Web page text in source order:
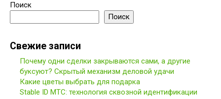
Поиск
Поиск
Свежие записи
Почему одни сделки закрываются сами, а другие
буксуют? Скрытый механизм деловой удачи
Какие цветы выбрать для подарка
Stable ID МТС: технология сквозной идентификации